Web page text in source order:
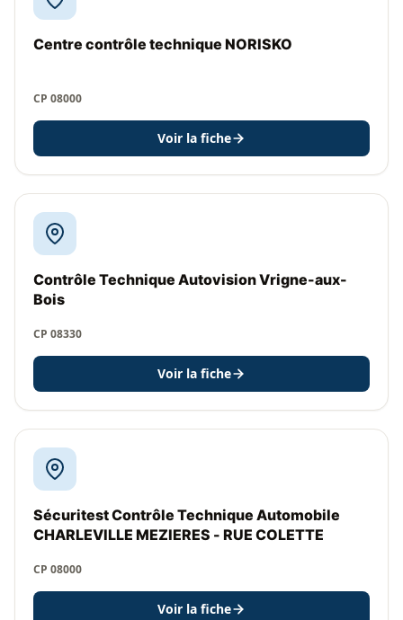
Centre contrôle technique NORISKO
CP 08000
Voir la fiche
Contrôle Technique Autovision Vrigne-aux-
Bois
CP 08330
Voir la fiche
Sécuritest Contrôle Technique Automobile
CHARLEVILLE MEZIERES - RUE COLETTE
CP 08000
Voir la fiche